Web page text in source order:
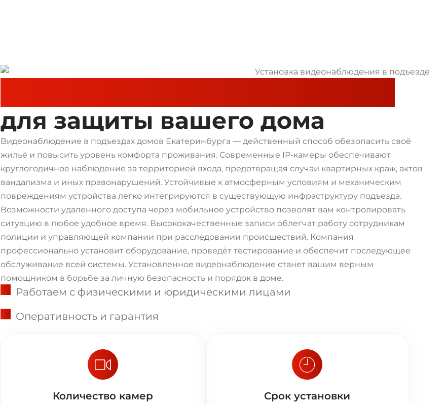
для защиты вашего дома
Видеонаблюдение в подъездах домов Екатеринбурга — действенный способ обезопасить своё
жильё и повысить уровень комфорта проживания. Современные IP-камеры обеспечивают
круглогодичное наблюдение за территорией входа, предотвращая случаи квартирных краж, актов
вандализма и иных правонарушений. Устойчивые к атмосферным условиям и механическим
повреждениям устройства легко интегрируются в существующую инфраструктуру подъезда.
Возможности удаленного доступа через мобильное устройство позволят вам контролировать
ситуацию в любое удобное время. Высококачественные записи облегчат работу сотрудникам
полиции и управляющей компании при расследовании происшествий. Компания
профессионально установит оборудование, проведёт тестирование и обеспечит последующее
обслуживание всей системы. Установленное видеонаблюдение станет вашим верным
помощником в борьбе за личную безопасность и порядок в доме.
Работаем с физическими и юридическими лицами
Оперативность и гарантия
Количество камер
Срок установки